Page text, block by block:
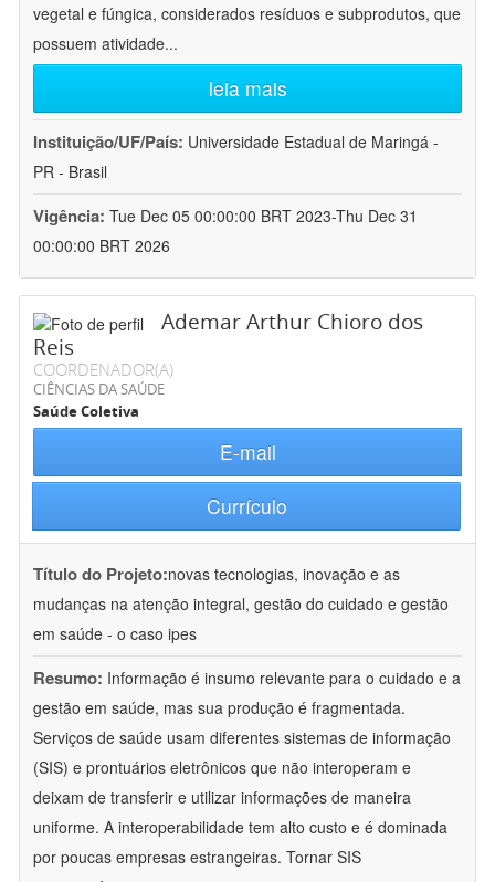
vegetal e fúngica, considerados resíduos e subprodutos, que
possuem atividade...
leia mais
Instituição/UF/País: Universidade Estadual de Maringá -
PR - Brasil
Vigência: Tue Dec 05 00:00:00 BRT 2023-Thu Dec 31
00:00:00 BRT 2026
Ademar Arthur Chioro dos
Reis
COORDENADOR(A)
CIÊNCIAS DA SAÚDE
Saúde Coletiva
E-mail
Currículo
Título do Projeto:novas tecnologias, inovação e as
mudanças na atenção integral, gestão do cuidado e gestão
em saúde - o caso ipes
Resumo: Informação é insumo relevante para o cuidado e a
gestão em saúde, mas sua produção é fragmentada.
Serviços de saúde usam diferentes sistemas de informação
(SIS) e prontuários eletrônicos que não interoperam e
deixam de transferir e utilizar informações de maneira
uniforme. A interoperabilidade tem alto custo e é dominada
por poucas empresas estrangeiras. Tornar SIS